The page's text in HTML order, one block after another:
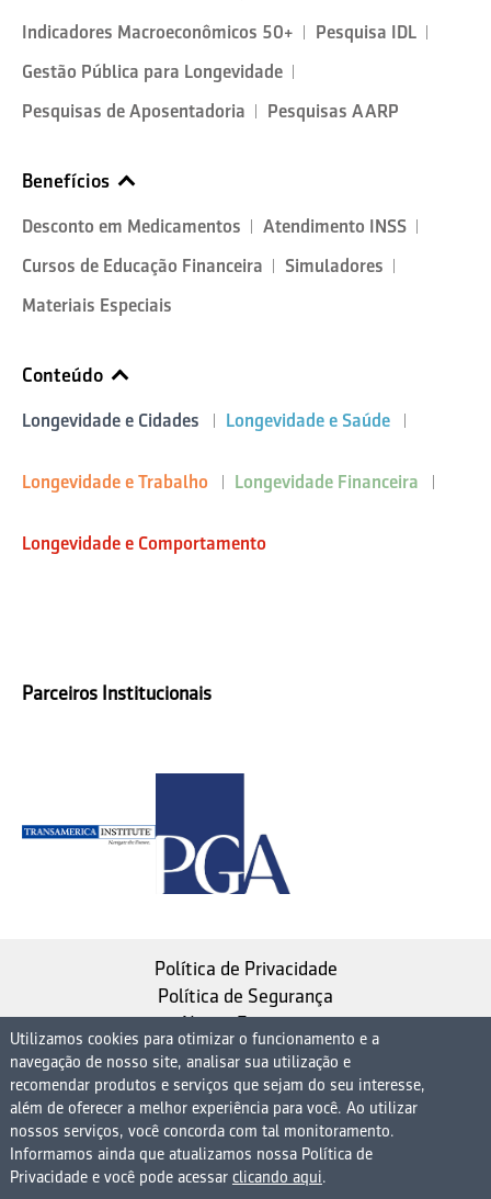
Indicadores Macroeconômicos 50+
Pesquisa IDL
Gestão Pública para Longevidade
Pesquisas de Aposentadoria
Pesquisas AARP
Benefícios
Desconto em Medicamentos
Atendimento INSS
Cursos de Educação Financeira
Simuladores
Materiais Especiais
Conteúdo
Longevidade e Cidades Longevidade e Saúde
Longevidade e Trabalho Longevidade Financeira
Longevidade e Comportamento
Parceiros Institucionais
Política de Privacidade
Política de Segurança
Nosso Estatuto
Instituto de Longevidade MAG, uma empresa do
Grupo MAG
| CNPJ 08.474.765/0001-75
Avenida Presidente Juscelino Kubitschek, 1830, 15º
andar bloco 1 (parte), Condomínio Edifício São Luiz -
Utilizamos cookies para otimizar o funcionamento e a
navegação de nosso site, analisar sua utilização e
recomendar produtos e serviços que sejam do seu interesse,
além de oferecer a melhor experiência para você. Ao utilizar
nossos serviços, você concorda com tal monitoramento.
Informamos ainda que atualizamos nossa Política de
Privacidade e você pode acessar clicando aqui.